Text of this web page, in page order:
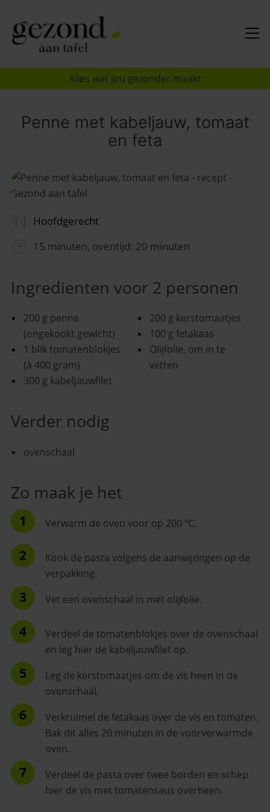
Alles wat jou gezonder maakt
Penne met kabeljauw, tomaat
en feta
Hoofdgerecht
15 minuten, oventijd: 20 minuten
Ingredienten voor 2 personen
200 g penne
(ongekookt gewicht)
1 blik tomatenblokjes
(à 400 gram)
300 g kabeljauwfilet
200 g kerstomaatjes
100 g fetakaas
Olijfolie, om in te
vetten
Verder nodig
ovenschaal
Zo maak je het
Verwarm de oven voor op 200 ºC.
Kook de pasta volgens de aanwijzingen op de
verpakking.
Vet een ovenschaal in met olijfolie.
Verdeel de tomatenblokjes over de ovenschaal
en leg hier de kabeljauwfilet op.
Leg de kerstomaatjes om de vis heen in de
ovenschaal.
Verkruimel de fetakaas over de vis en tomaten.
Bak dit alles 20 minuten in de voorverwarmde
oven.
Verdeel de pasta over twee borden en schep
hier de vis met tomatensaus overheen.